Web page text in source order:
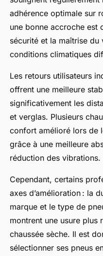
adhérence optimale sur
une bonne accroche est
sécurité et la maîtrise
conditions climatiques
Les retours utilisateurs
offrent une meilleure
significativement les
et verglas. Plusieurs
confort amélioré lors de
grâce à une meilleure
réduction des vibrations.
Cependant, certains
axes d’amélioration : la
marque et le type de
montrent une usure plus
chaussée sèche. Il est
sélectionner ses pneus